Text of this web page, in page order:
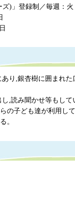
ズ)」登録制／毎週：火
り,銀杏樹に囲まれ
,読み聞かせ等もし
の子ども達が利用し
。